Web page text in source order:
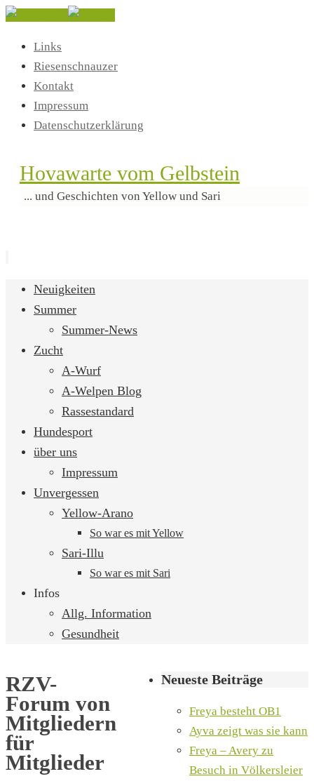
Links
Riesenschnauzer
Kontakt
Impressum
Datenschutzerklärung
Hovawarte vom Gelbstein
... und Geschichten von Yellow und Sari
Zum
Inhalt
Neuigkeiten
Summer
Summer-News
Zucht
A-Wurf
A-Welpen Blog
Rassestandard
Hundesport
über uns
Impressum
Unvergessen
Yellow-Arano
So war es mit Yellow
Sari-Illu
So war es mit Sari
Infos
Allg. Information
Gesundheit
RZV-
Forum von
Mitgliedern
für
Mitglieder
Neueste Beiträge
Freya besteht OB1
Ayva zeigt was sie kann
Freya – Avery zu
Besuch in Völkersleier